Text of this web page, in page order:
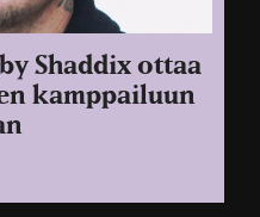
Shaddix ottaa
kamppailuun